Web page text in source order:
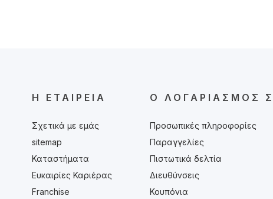
Η ΕΤΑΙΡΕΊΑ
Σχετικά με εμάς
sitemap
Καταστήματα
Ευκαιρίες Καριέρας
Franchise
Ο ΛΟΓΑΡΙΑΣΜΌΣ
Προσωπικές πληροφορίες
Παραγγελίες
Πιστωτικά δελτία
Διευθύνσεις
Κουπόνια